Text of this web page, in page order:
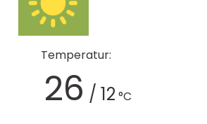
Temperatur:
26 / 12 °C